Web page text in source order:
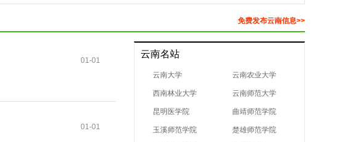
免费发布云南信息>>
云南名站
云南大学 云南农业大学
西南林业大学 云南师范大学
昆明医学院 曲靖师范学院
玉溪师范学院 楚雄师范学院
01-01
01-01